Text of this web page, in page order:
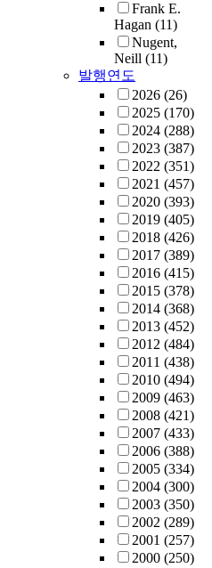
Frank E.
Hagan (11)
Nugent,
Neill (11)
발행연도
2026 (26)
2025 (170)
2024 (288)
2023 (387)
2022 (351)
2021 (457)
2020 (393)
2019 (405)
2018 (426)
2017 (389)
2016 (415)
2015 (378)
2014 (368)
2013 (452)
2012 (484)
2011 (438)
2010 (494)
2009 (463)
2008 (421)
2007 (433)
2006 (388)
2005 (334)
2004 (300)
2003 (350)
2002 (289)
2001 (257)
2000 (250)